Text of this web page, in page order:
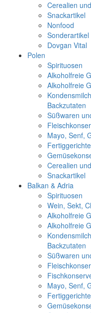
Cerealien
Snackartikel
Nonfood
Sonderartikel
Dovgan Vital
Polen
Spirituosen
Alkoholfreie
Alkoholfreie
Backzutaten
Süßwaren
Mayo, Senf,
Fertiggerichte
Cerealien
Snackartikel
Balkan & Adria
Spirituosen
Wein, Sekt,
Alkoholfreie
Alkoholfreie
Backzutaten
Süßwaren
Mayo, Senf,
Fertiggerichte